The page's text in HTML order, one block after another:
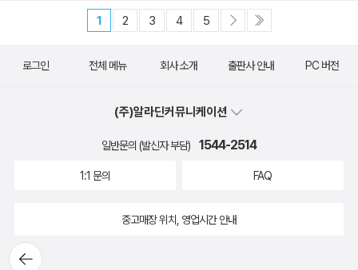
1 2 3 4 5
뒤로가
로그인 전체 메뉴 회사 소개 출판사 안내 PC 버전
(주)알라딘커뮤니케이션
일반문의 (발신자 부담) 1544-2514
1:1 문의 FAQ
중고매장 위치, 영업시간 안내